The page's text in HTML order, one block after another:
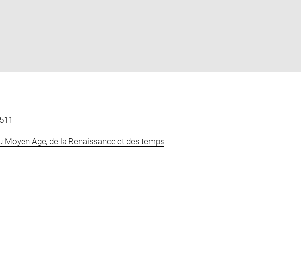
Moyen Age, de la Renaissance et des temps